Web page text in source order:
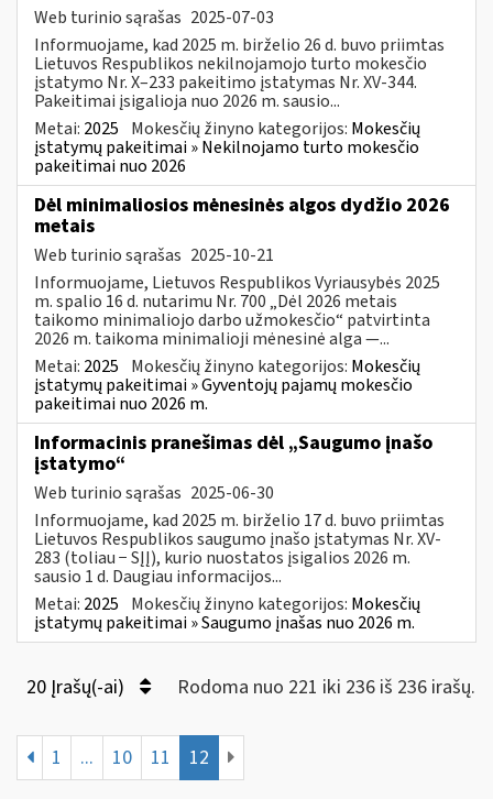
Web turinio sąrašas 2025-07-03
Informuojame, kad 2025 m. birželio 26 d. buvo priimtas
Lietuvos Respublikos nekilnojamojo turto mokesčio
įstatymo Nr. X–233 pakeitimo įstatymas Nr. XV-344.
Pakeitimai įsigalioja nuo 2026 m. sausio...
Metai: 2025 Mokesčių žinyno kategorijos: Mokesčių
įstatymų pakeitimai » Nekilnojamo turto mokesčio
pakeitimai nuo 2026
Dėl minimaliosios mėnesinės algos dydžio 2026
metais
Web turinio sąrašas 2025-10-21
Informuojame, Lietuvos Respublikos Vyriausybės 2025
m. spalio 16 d. nutarimu Nr. 700 „Dėl 2026 metais
taikomo minimaliojo darbo užmokesčio“ patvirtinta
2026 m. taikoma minimalioji mėnesinė alga —...
Metai: 2025 Mokesčių žinyno kategorijos: Mokesčių
įstatymų pakeitimai » Gyventojų pajamų mokesčio
pakeitimai nuo 2026 m.
Informacinis pranešimas dėl „Saugumo įnašo
įstatymo“
Web turinio sąrašas 2025-06-30
Informuojame, kad 2025 m. birželio 17 d. buvo priimtas
Lietuvos Respublikos saugumo įnašo įstatymas Nr. XV-
283 (toliau − SĮĮ), kurio nuostatos įsigalios 2026 m.
sausio 1 d. Daugiau informacijos...
Metai: 2025 Mokesčių žinyno kategorijos: Mokesčių
įstatymų pakeitimai » Saugumo įnašas nuo 2026 m.
20 Įrašų(-ai) Rodoma nuo 221 iki 236 iš 236 irašų.
1 ... 10 11 12